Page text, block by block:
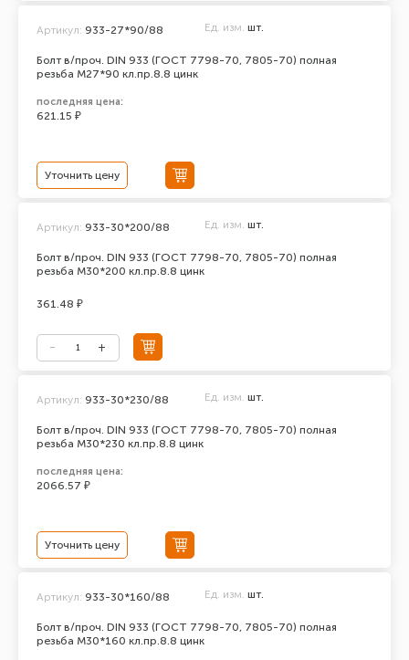
Болт в/проч. DIN 933 (ГОСТ 7798-70, 7805-70) полная
резьба М27*90 кл.пр.8.8 цинк
Артикул: 933-27*90/88 Ед. изм. шт.
последняя цена:
621.15 ₽
Уточнить цену
Болт в/проч. DIN 933 (ГОСТ 7798-70, 7805-70) полная
резьба М30*200 кл.пр.8.8 цинк
Артикул: 933-30*200/88 Ед. изм. шт.
361.48 ₽
Болт в/проч. DIN 933 (ГОСТ 7798-70, 7805-70) полная
резьба М30*230 кл.пр.8.8 цинк
Артикул: 933-30*230/88 Ед. изм. шт.
последняя цена:
2066.57 ₽
Уточнить цену
Болт в/проч. DIN 933 (ГОСТ 7798-70, 7805-70) полная
резьба М30*160 кл.пр.8.8 цинк
Артикул: 933-30*160/88 Ед. изм. шт.